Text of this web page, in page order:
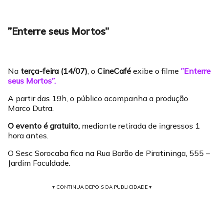
”Enterre seus Mortos”
Na terça-feira (14/07), o CineCafé exibe o filme ”Enterre
seus Mortos”.
A partir das 19h, o público acompanha a produção
Marco Dutra.
O evento é gratuito, mediante retirada de ingressos 1
hora antes.
O Sesc Sorocaba fica na Rua Barão de Piratininga, 555 –
Jardim Faculdade.
▾ CONTINUA DEPOIS DA PUBLICIDADE ▾